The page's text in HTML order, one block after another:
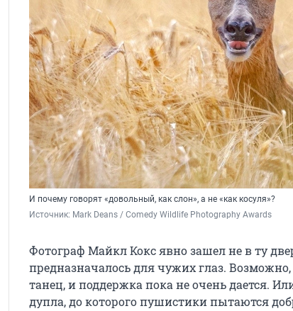
И почему говорят «довольный, как слон», а не «как косуля»?
Источник: Mark Deans / Comedy Wildlife Photography Awards
Фотограф Майкл Кокс явно зашел не в ту
предназначалось для чужих глаз.
танец, и поддержка пока не очень дается.
дупла, до которого пушистики пытаются